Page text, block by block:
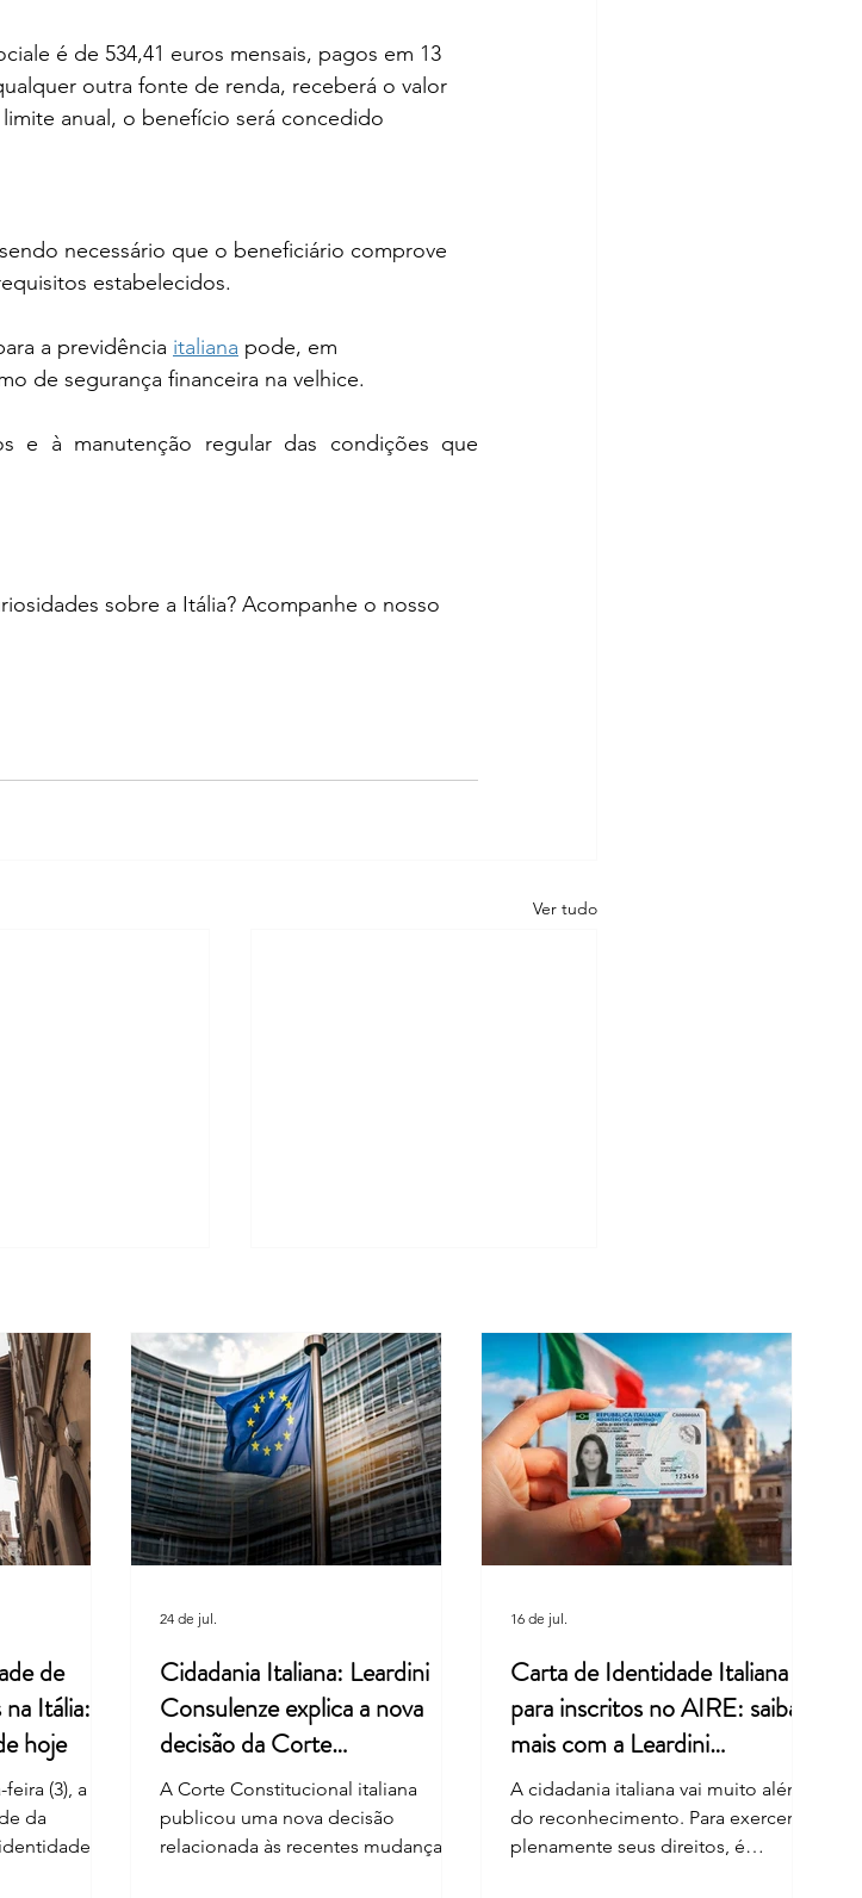
é de 534,41 euros mensais, pagos em 13
outra fonte de renda, receberá o valor
anual, o benefício será concedido
necessário que o beneficiário comprove
estabelecidos.
a previdência italiana pode, em
de segurança financeira na velhice.
e à manutenção regular das condições que
sobre a Itália? Acompanhe o nosso
Ver tudo
da Itália facilita
em caso de
Cultura italiana, memória e
união: um legado valorizado pela
Leardini Consulenze
de
Itália: o
hoje
(3), a
da
Cidadania Italiana: Leardini
Consulenze explica a nova
decisão da Corte
Constitucional
A Corte Constitucional italiana
publicou uma nova decisão
relacionada às recentes mudanças
24 de jul.
Carta de Identidade Italiana
para inscritos no AIRE: saiba
mais com a Leardini
Consulenze
A cidadania italiana vai muito além
do reconhecimento. Para exercer
plenamente seus direitos, é
16 de jul.